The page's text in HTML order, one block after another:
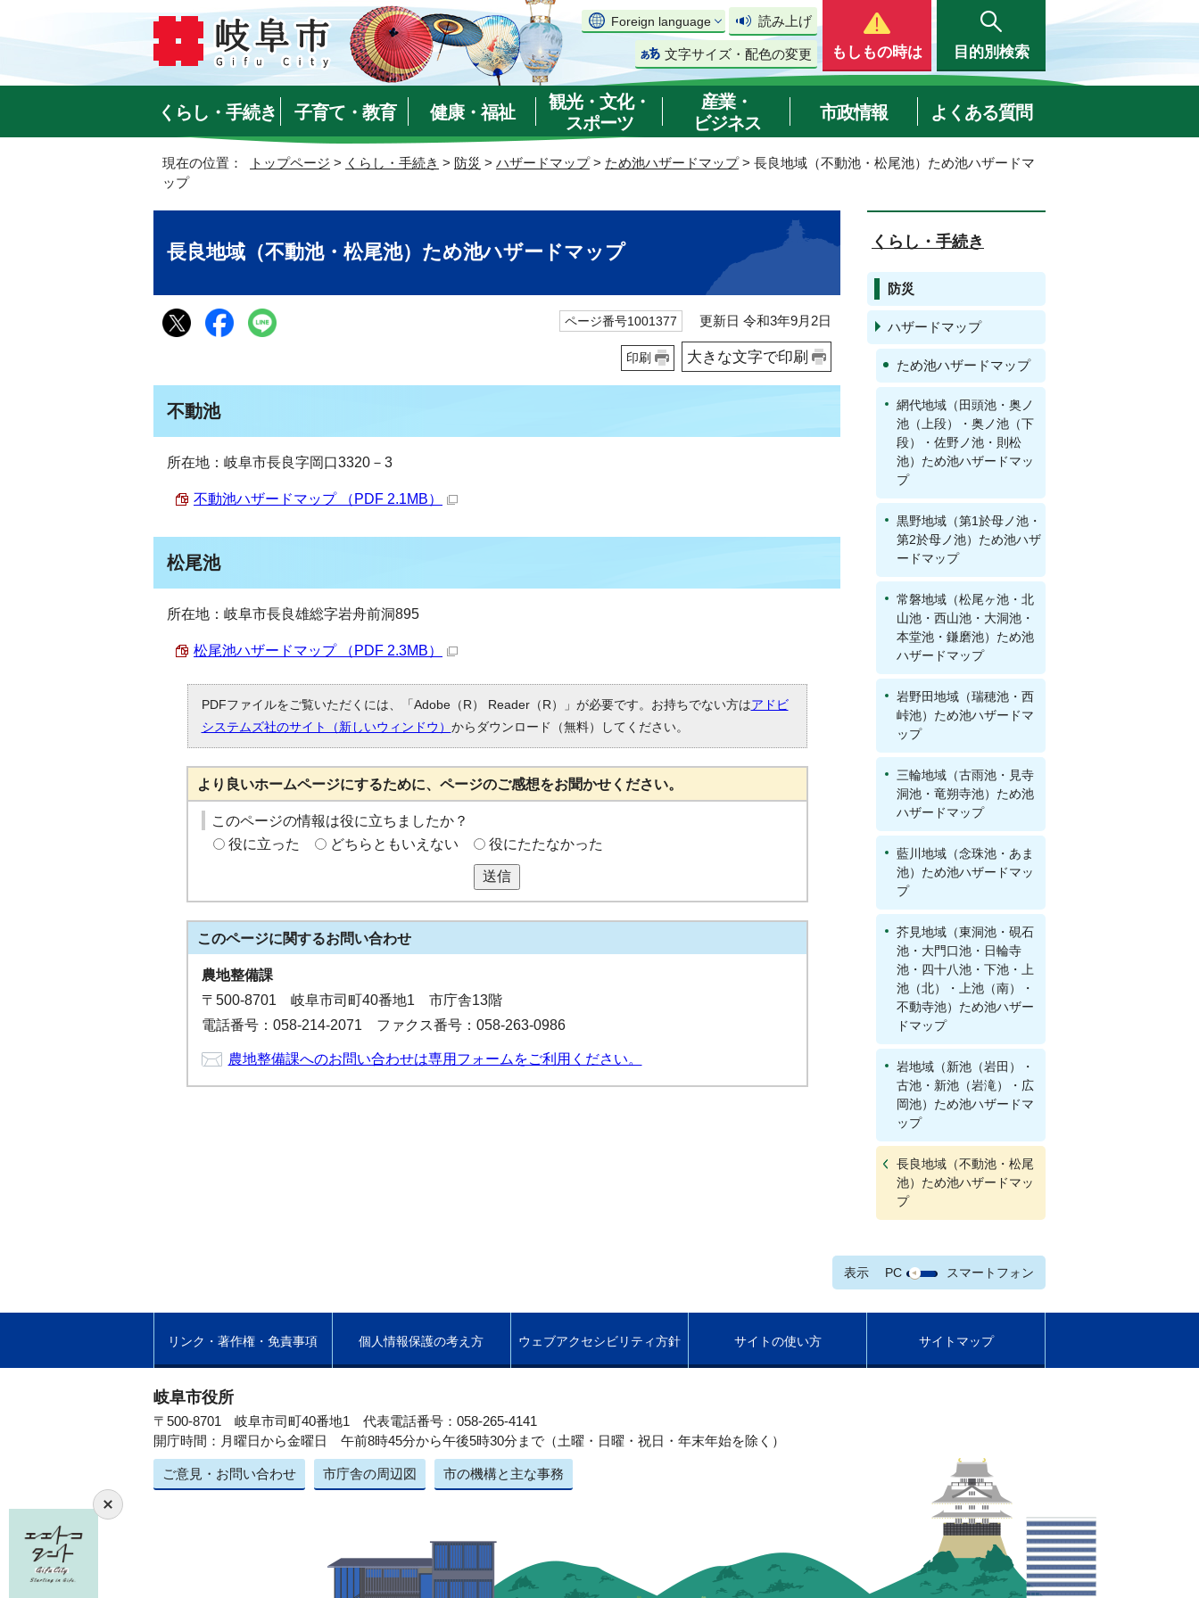
Foreign language 読み上げ
文字サイズ・配色の変更 もしもの時は 目的別検索
くらし・手続き 子育て・教育 健康・福祉
観光・文化・
スポーツ
産業・
ビジネス
市政情報 よくある質問
現在の位置： トップページ > くらし・手続き > 防災 > ハザードマップ> ため池ハザードマップ> 長良地域（不動池・松尾池）ため池ハザードマ
ップ
長良地域（不動池・松尾池）ため池ハザードマップ
ページ番号1001377 更新日 令和3年9月2日
印刷 大きな文字で印刷
不動池
所在地：岐阜市長良字岡口3320－3
不動池ハザードマップ （PDF 2.1MB）
松尾池
所在地：岐阜市長良雄総字岩舟前洞895
松尾池ハザードマップ （PDF 2.3MB）
PDFファイルをご覧いただくには、「Adobe（R） Reader（R）」が必要です。お持ちでない方はアドビ
システムズ社のサイト（新しいウィンドウ） からダウンロード（無料）してください。
より良いホームページにするために、ページのご感想をお聞かせください。
このページの情報は役に立ちましたか？
役に立った
どちらともいえない 役にたたなかった
送信
このページに関するお問い合わせ
農地整備課
〒500-8701 岐阜市司町40番地1 市庁舎13階
電話番号：058-214-2071 ファクス番号：058-263-0986
農地整備課へのお問い合わせは専用フォームをご利用ください。
くらし・手続き
防災
ハザードマップ
ため池ハザードマップ
網代地域（田頭池・奥ノ
池（上段）・奥ノ池（下
段）・佐野ノ池・則松
池）ため池ハザードマッ
プ
黒野地域（第1於母ノ池・
第2於母ノ池）ため池ハザ
ードマップ
常磐地域（松尾ヶ池・北
山池・西山池・大洞池・
本堂池・鎌磨池）ため池
ハザードマップ
岩野田地域（瑞穂池・西
峠池）ため池ハザードマ
ップ
三輪地域（古雨池・見寺
洞池・竜朔寺池）ため池
ハザードマップ
藍川地域（念珠池・あま
池）ため池ハザードマッ
プ
芥見地域（東洞池・硯石
池・大門口池・日輪寺
池・四十八池・下池・上
池（北）・上池（南）・
不動寺池）ため池ハザー
ドマップ
岩地域（新池（岩田）・
古池・新池（岩滝）・広
岡池）ため池ハザードマ
ップ
長良地域（不動池・松尾
池）ため池ハザードマッ
プ
表示 PC スマートフォン
リンク・著作権・免責事項 個人情報保護の考え方 ウェブアクセシビリティ方針 サイトの使い方 サイトマップ
岐阜市役所
〒500-8701 岐阜市司町40番地1 代表電話番号：058-265-4141
開庁時間：月曜日から金曜日 午前8時45分から午後5時30分まで（土曜・日曜・祝日・年末年始を除く）
ご意見・お問い合わせ 市庁舎の周辺図 市の機構と主な事務